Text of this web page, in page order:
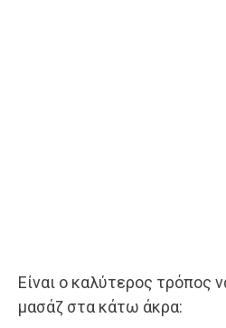
Είναι ο καλύτερος τρόπος
μασάζ στα κάτω άκρα: